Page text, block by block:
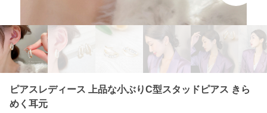
ピアスレディース 上品な小ぶりC型スタッドピアス きら
めく耳元